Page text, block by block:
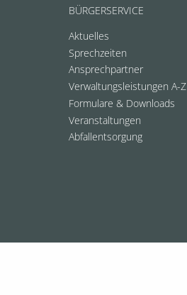
BÜRGERSERVICE
Aktuelles
Sprechzeiten
Ansprechpartner
Verwaltungsleistungen A-Z
Formulare & Downloads
Veranstaltungen
Abfallentsorgung